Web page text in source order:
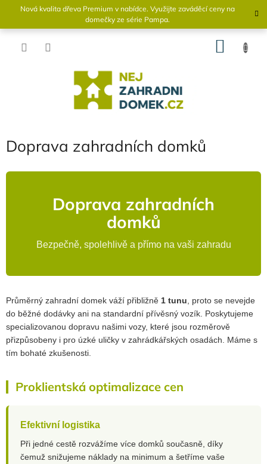
obsah
Nová kvalita dřeva Premium v ​​nabídce. Využijte zaváděcí ceny na
domečky ze série Pampa.
Doprava zahradních domků
Doprava zahradních
domků
Bezpečně, spolehlivě a přímo na vaši zahradu
Průměrný zahradní domek váží přibližně 1 tunu , proto se nevejde
do běžné dodávky ani na standardní přívěsný vozík. Poskytujeme
specializovanou dopravu našimi vozy, které jsou rozměrově
přizpůsobeny i pro úzké uličky v zahrádkářských osadách. Máme s
tím bohaté zkušenosti.
Proklientská optimalizace cen
Efektivní logistika
Při jedné cestě rozvážíme více domků současně, díky
čemuž snižujeme náklady na minimum a šetříme vaše